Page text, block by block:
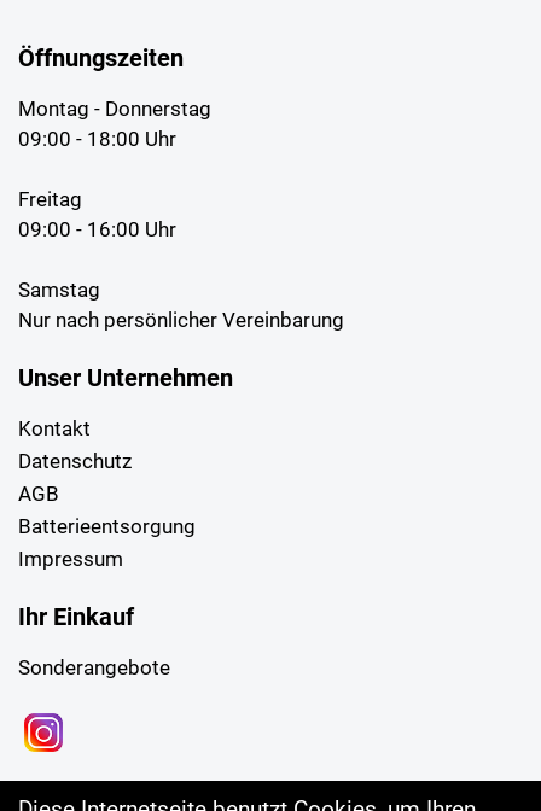
Öffnungszeiten
Montag - Donnerstag
09:00 - 18:00 Uhr
Freitag
09:00 - 16:00 Uhr
Samstag
Nur nach persönlicher Vereinbarung
Unser Unternehmen
Kontakt
Datenschutz
AGB
Batterieentsorgung
Impressum
Ihr Einkauf
Sonderangebote